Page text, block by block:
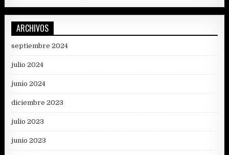
ARCHIVOS
septiembre 2024
julio 2024
junio 2024
diciembre 2023
julio 2023
junio 2023